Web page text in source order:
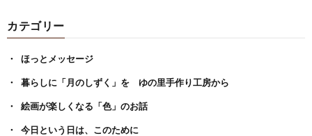
カテゴリー
ほっとメッセージ
暮らしに「月のしずく」を ゆの里手作り工房から
絵画が楽しくなる「色」のお話
今日という日は、このために